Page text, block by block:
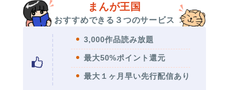
まんが王国
おすすめできる３つのサービス
3,000作品読み放題
最大50%ポイント還元
最大１ヶ月早い先行配信あり